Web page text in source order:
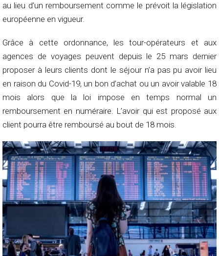
au lieu d’un remboursement comme le prévoit la législation
européenne en vigueur.
Grâce à cette ordonnance, les tour-opérateurs et aux
agences de voyages peuvent depuis le 25 mars dernier
proposer à leurs clients dont le séjour n’a pas pu avoir lieu
en raison du Covid-19, un bon d’achat ou un avoir valable 18
mois alors que la loi impose en temps normal un
remboursement en numéraire. L’avoir qui est proposé aux
client pourra être remboursé au bout de 18 mois.